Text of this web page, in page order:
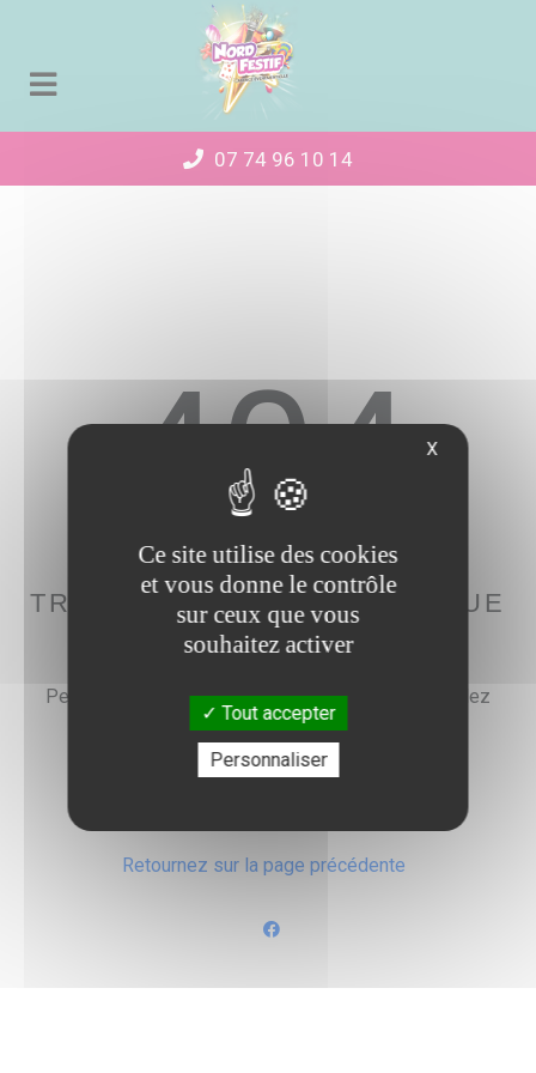
07 74 96 10 14
404
OOOOOPS, NOUS NE
TROUVONS PAS LA PAGE QUE
VOUS CHERCHEZ...
Peut-être a-t-elle été déplacée ou n'existe plus, allez
savoir !
Retournez sur la page précédente
Panneau de gestion des cookies
X
Ce site utilise des cookies
et vous donne le contrôle
sur ceux que vous
souhaitez activer
Tout accepter
Personnaliser